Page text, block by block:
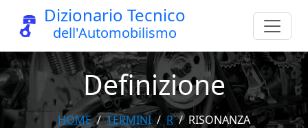
Dizionario Tecnico
dell'Automobilismo
Definizione
HOME TERMINI R RISONANZA